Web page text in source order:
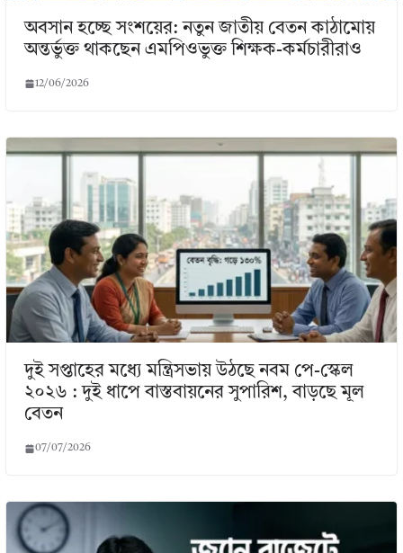
অবসান হচ্ছে সংশয়ের: নতুন জাতীয় বেতন কাঠামোয়
অন্তর্ভুক্ত থাকছেন এমপিওভুক্ত শিক্ষক-কর্মচারীরাও
12/06/2026
দুই সপ্তাহের মধ্যে মন্ত্রিসভায় উঠছে নবম পে-স্কেল
২০২৬ : দুই ধাপে বাস্তবায়নের সুপারিশ, বাড়ছে মূল
বেতন
07/07/2026